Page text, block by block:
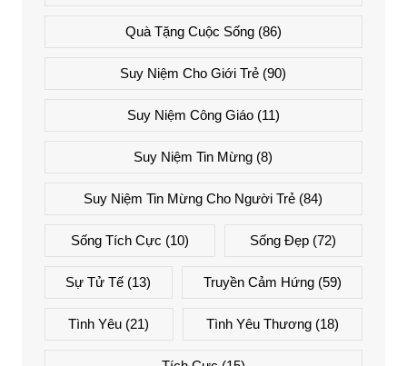
Quà Tặng Cuộc Sống(86)
Suy Niệm Cho Giới Trẻ (90)
Suy Niệm Công Giáo(11)
Suy Niệm Tin Mừng (8)
Suy Niệm Tin Mừng Cho Người Trẻ (84)
Sống Tích Cực (10) Sống Đẹp (72)
Sự Tử Tế (13) Truyền Cảm Hứng(59)
Tình Yêu (21) Tình Yêu Thương(18)